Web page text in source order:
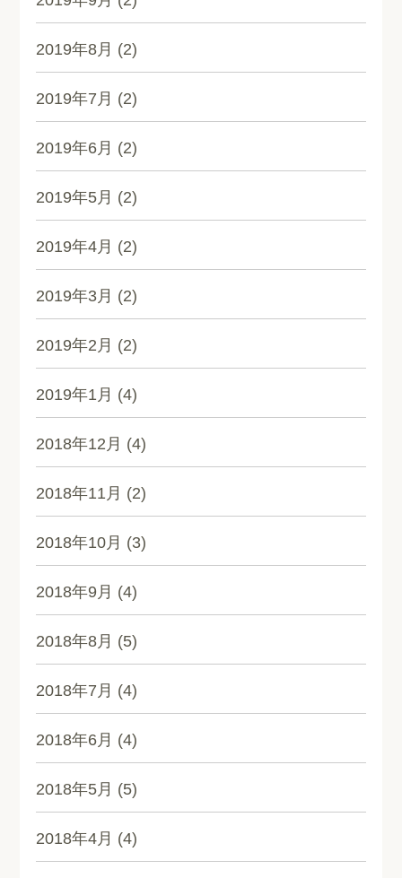
2019年8月 (2)
2019年7月 (2)
2019年6月 (2)
2019年5月 (2)
2019年4月 (2)
2019年3月 (2)
2019年2月 (2)
2019年1月 (4)
2018年12月 (4)
2018年11月 (2)
2018年10月 (3)
2018年9月 (4)
2018年8月 (5)
2018年7月 (4)
2018年6月 (4)
2018年5月 (5)
2018年4月 (4)